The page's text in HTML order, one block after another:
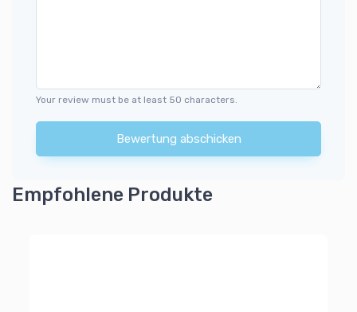
Your review must be at least 50 characters.
Bewertung abschicken
Empfohlene Produkte